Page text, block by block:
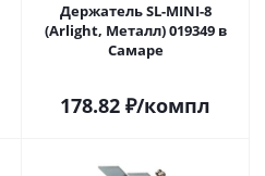
Держатель SL-MINI-8
(Arlight, Металл) 019349 в
Самаре
178.82 ₽/компл